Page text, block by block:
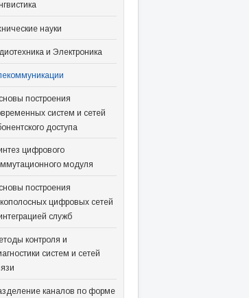
науки
и Электроника
построения
систем и сетей
доступа
цифрового
модуля
построения
цифровых сетей
служб
контроля и
систем и сетей
каналов по форме